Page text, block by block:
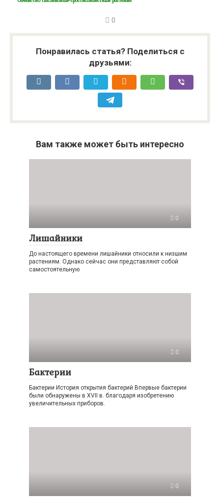
0
Понравилась статья? Поделиться с
друзьями:
Вам также может быть интересно
0
Лишайники
До настоящего времени лишайники относили к низшим
растениям. Однако сейчас они представляют собой
самостоятельную
0
Бактерии
Бактерии История открытия бактерий Впервые бактерии
были обнаружены в XVII в. благодаря изобретению
увеличительных приборов.
0